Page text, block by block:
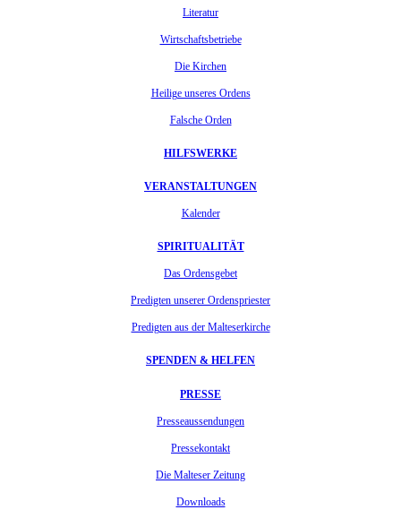
Literatur
Wirtschaftsbetriebe
Die Kirchen
Heilige unseres Ordens
Falsche Orden
HILFSWERKE
VERANSTALTUNGEN
Kalender
SPIRITUALITÄT
Das Ordensgebet
Predigten unserer Ordenspriester
Predigten aus der Malteserkirche
SPENDEN & HELFEN
PRESSE
Presseaussendungen
Pressekontakt
Die Malteser Zeitung
Downloads